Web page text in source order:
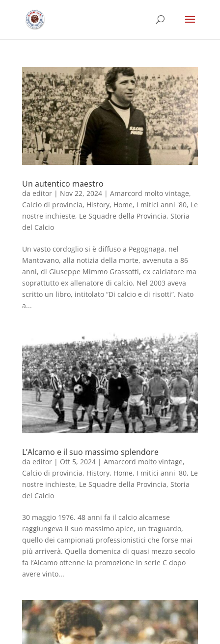
Un autentico maestro
da editor| Nov 22, 2024| Amarcord molto vintage,
Calcio di provincia, History, Home, I mitici anni '80, Le
nostre inchieste, Le Squadre della Provincia, Storia
del Calcio
Un vasto cordoglio si è diffuso a Pegognaga, nel
Mantovano, alla notizia della morte, avvenuta a 86
anni, di Giuseppe Mimmo Grassotti, ex calciatore ma
soprattutto ex allenatore di calcio. Nel 2003 aveva
scritto un libro, intitolato “Di calcio e di risotti”. Nato
a...
L’Alcamo e il suo massimo splendore
da editor| Ott 5, 2024| Amarcord molto vintage,
Calcio di provincia, History, Home, I mitici anni '80, Le
nostre inchieste, Le Squadre della Provincia, Storia
del Calcio
30 maggio 1976. 48 anni fa il calcio alcamese
raggiungeva il suo massimo apice, un traguardo,
quello dei campionati professionistici che forse mai
più arriverà. Quella domenica di quasi mezzo secolo
fa l’Alcamo ottenne la promozione in serie C dopo
avere vinto...